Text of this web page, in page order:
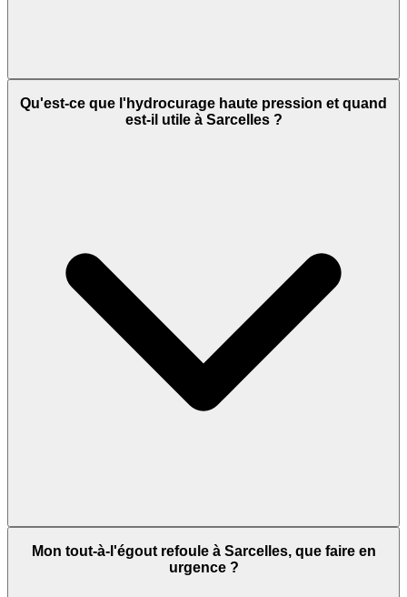
Qu'est-ce que l'hydrocurage haute pression et quand
est-il utile à Sarcelles ?
Mon tout-à-l'égout refoule à Sarcelles, que faire en
urgence ?